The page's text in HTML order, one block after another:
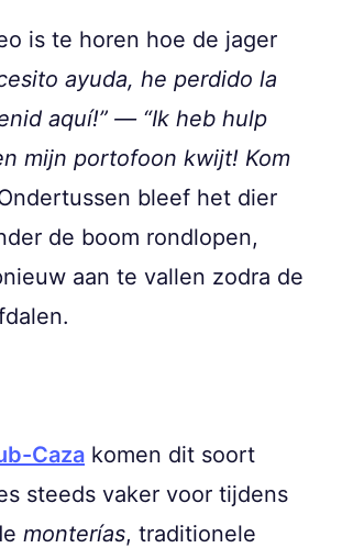
is te horen hoe de jager
ayuda, he perdido la
aquí!” — “Ik heb hulp
mijn portofoon kwijt! Kom
bleef het dier
de boom rondlopen,
aan te vallen zodra de
Caza komen dit soort
steeds vaker voor tijdens
monterías, traditionele